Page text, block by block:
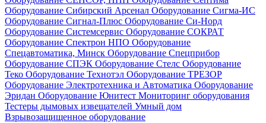
Оборудование Сибирский Арсенал Оборудование Сигма-ИС
Оборудование Сигнал-Плюс Оборудование Си-Норд
Оборудование Системсервис Оборудование СОКРАТ
Оборудование Спектрон НПО Оборудование
Спецавтоматика, Минск Оборудование Спецприбор
Оборудование СПЭК Оборудование Стелс Оборудование
Теко Оборудование Технотэл Оборудование ТРЕЗОР
Оборудование Электротехника и Автоматика Оборудование
Эридан Оборудование Юнитест Мониторинг оборудования
Тестеры дымовых извещателей Умный дом
Взрывозащищенное оборудование